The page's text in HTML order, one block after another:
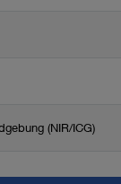
(NIR/ICG)